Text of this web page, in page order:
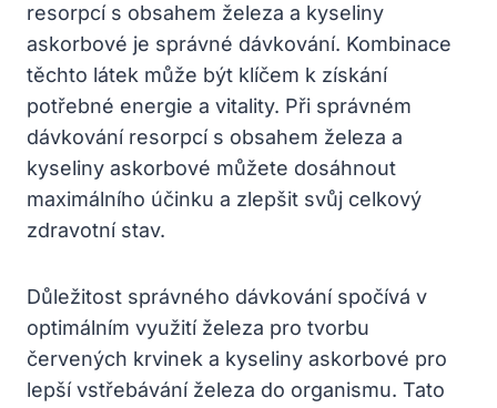
resorpcí s obsahem železa a kyseliny
askorbové je správné dávkování. Kombinace
těchto látek může být klíčem k získání
potřebné energie a vitality. Při správném
dávkování resorpcí s obsahem železa a
kyseliny askorbové můžete dosáhnout
maximálního účinku a zlepšit svůj celkový
zdravotní stav.
Důležitost správného dávkování spočívá v
optimálním využití železa pro tvorbu
červených krvinek a kyseliny askorbové pro
lepší vstřebávání železa do organismu. Tato